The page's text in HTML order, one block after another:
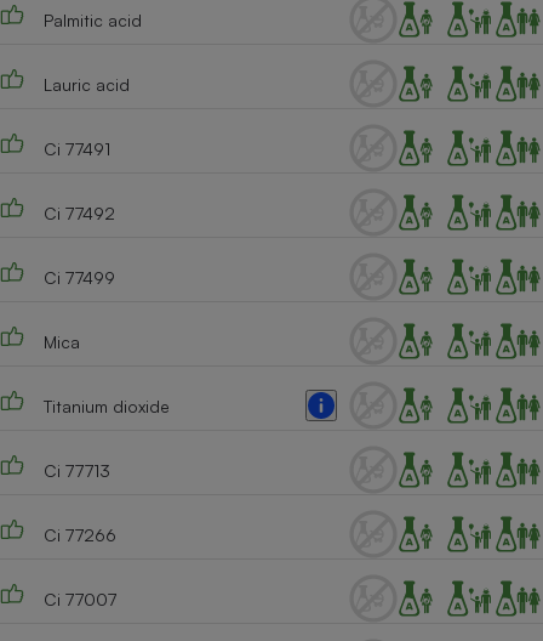
Palmitic acid
Lauric acid
Ci 77491
Ci 77492
Ci 77499
Mica
Titanium dioxide
Ci 77713
Ci 77266
Ci 77007